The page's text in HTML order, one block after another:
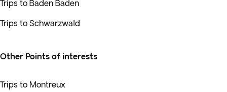
Trips to Baden Baden
Trips to Schwarzwald
Other Points of interests
Trips to Montreux